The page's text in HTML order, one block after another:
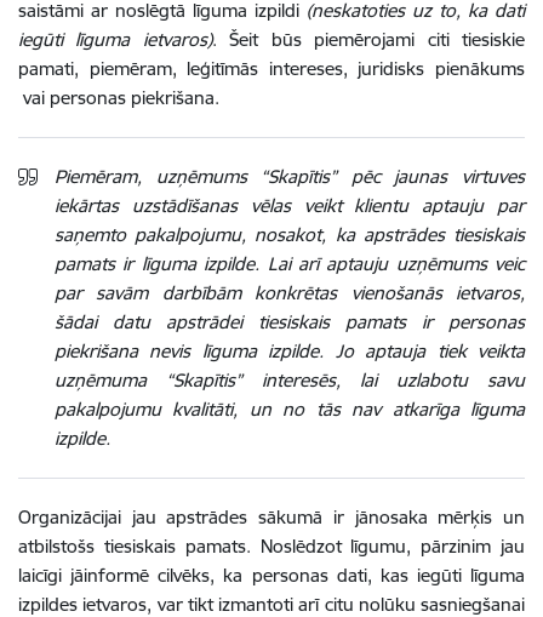
saistāmi ar noslēgtā līguma izpildi (neskatoties uz to, ka dati
iegūti līguma ietvaros). Šeit būs piemērojami citi tiesiskie
pamati, piemēram, leģitīmās intereses, juridisks pienākums
vai personas piekrišana.
Piemēram,
uzņēmums “Skapītis” pēc jaunas virtuves
iekārtas uzstādīšanas vēlas veikt klientu aptauju par
saņemto pakalpojumu, nosakot, ka apstrādes tiesiskais
pamats ir līguma izpilde. Lai arī aptauju uzņēmums veic
par savām darbībām konkrētas vienošanās ietvaros,
šādai datu apstrādei tiesiskais pamats ir personas
piekrišana nevis līguma izpilde. Jo aptauja tiek veikta
uzņēmuma “Skapītis” interesēs, lai uzlabotu savu
pakalpojumu kvalitāti, un no tās nav atkarīga līguma
izpilde.
Organizācijai jau apstrādes sākumā ir jānosaka mērķis un
atbilstošs tiesiskais pamats. Noslēdzot līgumu, pārzinim jau
laicīgi jāinformē cilvēks, ka personas dati, kas iegūti līguma
izpildes ietvaros, var tikt izmantoti arī citu nolūku sasniegšanai